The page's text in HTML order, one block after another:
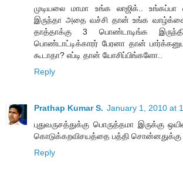
முடியலை மாமா உங்க லாஜிக்..
இருந்தா அதை வச்சி தான் உங்க
தாத்தாக்கு 3 பொண்டாடிங்க
பொண்டாட்டிக்காரர் பேரனா தான்
கூடாதா? எப்டி தான் யோசிப்பிங்களோ..
Reply
Prathap Kumar S. January 1, 2010 at
புதுவருசத்துக்கு பொருத்தமா இருக்கு
கொடுக்கறவிசயத்தை பத்தி சொன்னதுக்கு
Reply